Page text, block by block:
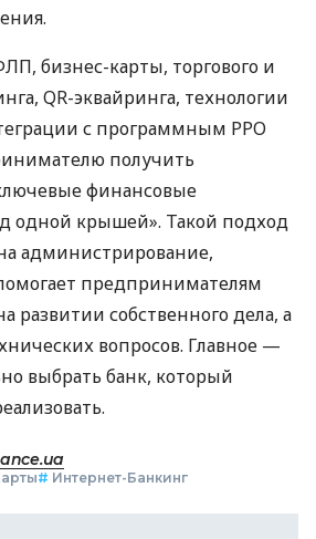
бизнес-карты, торгового и
QR-эквайринга, технологии
с программным РРО
получить
финансовые
одной крышей». Такой подход
администрирование,
предпринимателям
развитии собственного дела, а
вопросов. Главное —
выбрать банк, который
# Интернет-Банкинг